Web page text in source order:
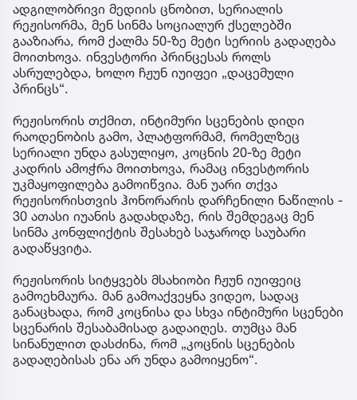
ადგილობრივი მედიის ცნობით, სერიალის
რეჟისორმა, მენ სინმა სოციალურ ქსელებში
გააზიარა, რომ ქალმა 50-ზე მეტი სერიის გადაღება
მოითხოვა. ინვესტორი პრინცესას როლს
ასრულებდა, ხოლო ჩჟუნ იუიფეი „დაცემული
პრინცს“.
რეჟისორის თქმით, ინტიმური სცენების დიდი
რაოდენობის გამო, პლატფორმამ, რომელზეც
სერიალი უნდა გასულიყო, კოცნის 20-ზე მეტი
კადრის ამოჭრა მოითხოვა, რამაც ინვესტორის
უკმაყოფილება გამოიწვია. მან უარი თქვა
რეჟისორისთვის ჰონორარის დარჩენილი ნაწილის -
30 ათასი იუანის გადახდაზე, რის შემდეგაც მენ
სინმა კონფლიქტის შესახებ საჯაროდ საუბარი
გადაწყვიტა.
რეჟისორის სიტყვებს მსახიობი ჩჟუნ იუიფეიც
გამოეხმაურა. მან გამოაქვეყნა ვიდეო, სადაც
განაცხადა, რომ კოცნისა და სხვა ინტიმური სცენები
სცენარის შესაბამისად გადაიღეს. თუმცა მან
სინანულით დასძინა, რომ „კოცნის სცენების
გადაღებისას ენა არ უნდა გამოიყენო“.